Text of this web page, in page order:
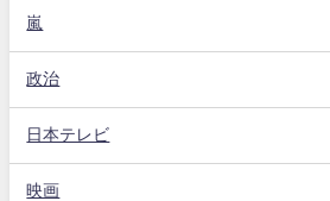
嵐
政治
日本テレビ
映画